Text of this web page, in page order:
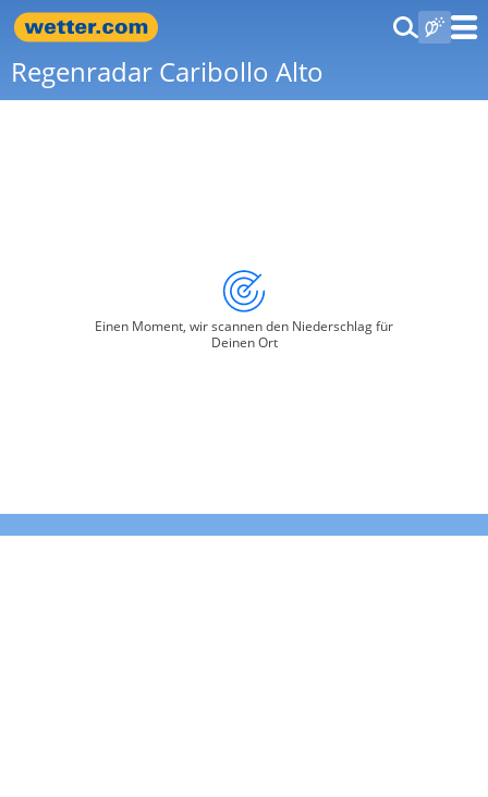
Regenradar Caribollo Alto
Einen Moment, wir scannen den Niederschlag für
Deinen Ort